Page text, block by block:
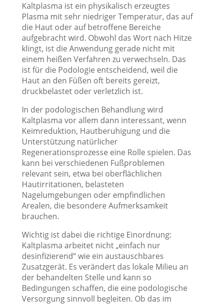
Kaltplasma ist ein physikalisch erzeugtes
Plasma mit sehr niedriger Temperatur, das auf
die Haut oder auf betroffene Bereiche
aufgebracht wird. Obwohl das Wort nach Hitze
klingt, ist die Anwendung gerade nicht mit
einem heißen Verfahren zu verwechseln. Das
ist für die Podologie entscheidend, weil die
Haut an den Füßen oft bereits gereizt,
druckbelastet oder verletzlich ist.
In der podologischen Behandlung wird
Kaltplasma vor allem dann interessant, wenn
Keimreduktion, Hautberuhigung und die
Unterstützung natürlicher
Regenerationsprozesse eine Rolle spielen. Das
kann bei verschiedenen Fußproblemen
relevant sein, etwa bei oberflächlichen
Hautirritationen, belasteten
Nagelumgebungen oder empfindlichen
Arealen, die besondere Aufmerksamkeit
brauchen.
Wichtig ist dabei die richtige Einordnung:
Kaltplasma arbeitet nicht „einfach nur
desinfizierend“ wie ein austauschbares
Zusatzgerät. Es verändert das lokale Milieu an
der behandelten Stelle und kann so
Bedingungen schaffen, die eine podologische
Versorgung sinnvoll begleiten. Ob das im